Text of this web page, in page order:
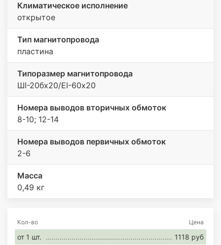
Климатическое исполнение
открытое
Тип магнитопровода
пластина
Типоразмер магнитопровода
ШI-20бх20/EI-60х20
Номера выводов вторичных обмоток
8-10; 12-14
Номера выводов первичных обмоток
2-6
Масса
0,49 кг
Кол-во Цена
от 1 шт. 1118 руб